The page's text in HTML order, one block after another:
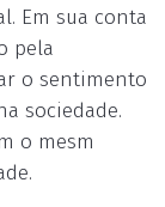
Em sua conta
pela
o sentimento
sociedade.
o mesm